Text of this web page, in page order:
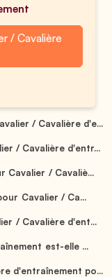
/ Cavalière
/ Cavalière d'e...
/ Cavalière d'entr...
Cavalier / Cavaliè...
Cavalier / Ca...
/ Cavalière d'ent...
est-elle ...
d'entraînement po...